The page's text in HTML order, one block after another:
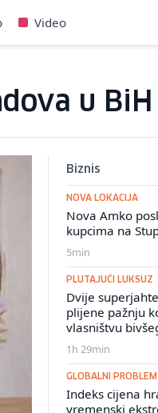
Video
u BiH
Biznis
NOVA LOKACIJA
Nova Amko
kupcima na
5min
PLUTAJUĆI LUKSUZ
Dvije
plijene pažnju
vlasništvu
1h 29min
GLOBALNI PROBLEM
Indeks cijena
vremenski